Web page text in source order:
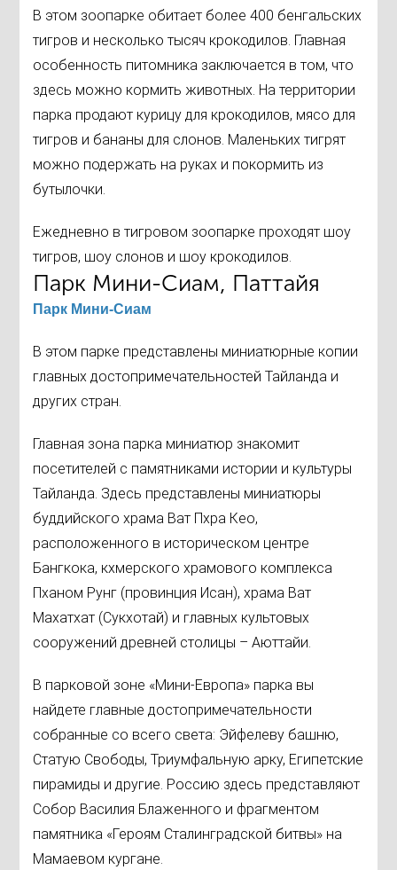
В этом зоопарке обитает более 400 бенгальских
тигров и несколько тысяч крокодилов. Главная
особенность питомника заключается в том, что
здесь можно кормить животных. На территории
парка продают курицу для крокодилов, мясо для
тигров и бананы для слонов. Маленьких тигрят
можно подержать на руках и покормить из
бутылочки.
Ежедневно в тигровом зоопарке проходят шоу
тигров, шоу слонов и шоу крокодилов.
Парк Мини-Сиам, Паттайя
Парк Мини-Сиам
В этом парке представлены миниатюрные копии
главных достопримечательностей Тайланда и
других стран.
Главная зона парка миниатюр знакомит
посетителей с памятниками истории и культуры
Тайланда. Здесь представлены миниатюры
буддийского храма Ват Пхра Кео,
расположенного в историческом центре
Бангкока, кхмерского храмового комплекса
Пханом Рунг (провинция Исан), храма Ват
Махатхат (Сукхотай) и главных культовых
сооружений древней столицы – Аюттайи.
В парковой зоне «Мини-Европа» парка вы
найдете главные достопримечательности
собранные со всего света: Эйфелеву башню,
Статую Свободы, Триумфальную арку, Египетские
пирамиды и другие. Россию здесь представляют
Собор Василия Блаженного и фрагментом
памятника «Героям Сталинградской битвы» на
Мамаевом кургане.